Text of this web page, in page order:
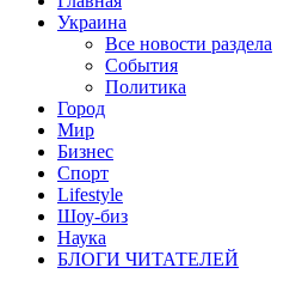
Украина
Все новости раздела
События
Политика
Город
Мир
Бизнес
Спорт
Lifestyle
Шоу-биз
Наука
БЛОГИ ЧИТАТЕЛЕЙ